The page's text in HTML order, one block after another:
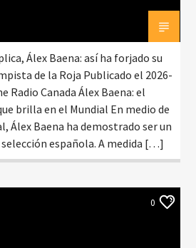
Álex Baena: así ha forjado su
de la Roja Publicado el 2026-
Radio Canada Álex Baena: el
brilla en el Mundial En medio de
Álex Baena ha demostrado ser un
española. A medida […]
0